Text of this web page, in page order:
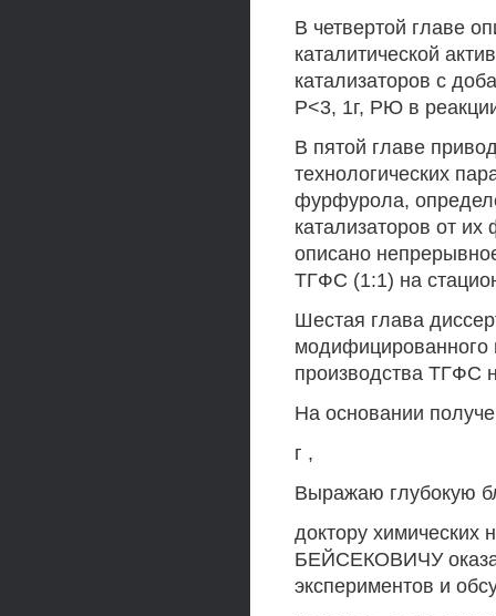
В четвертой главе
каталитической
катализаторов с
Р<3, 1г, РЮ в
В пятой главе
технологических
фурфурола,
катализаторов от их
описано
ТГФС (1:1) на
Шестая глава
модифицированного
производства ТГФС
На основании
г ,
Выражаю глубокую
доктору
БЕЙСЕКОВИЧУ
экспериментов и